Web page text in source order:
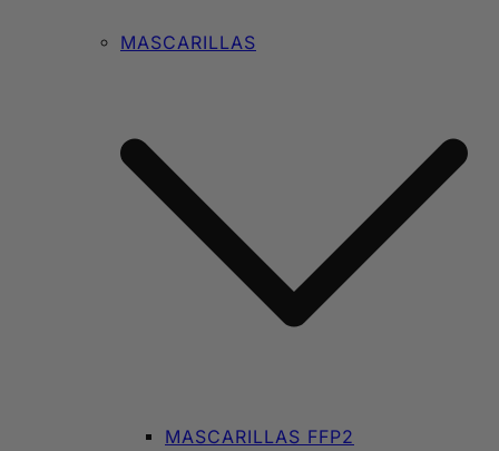
MASCARILLAS
MASCARILLAS FFP2